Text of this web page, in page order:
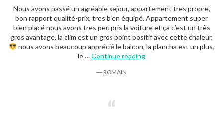
Nous avons passé un agréable sejour, appartement tres propre,
bon rapport qualité-prix, tres bien équipé. Appartement super
bien placé nous avons tres peu pris la voiture et ça c’est un très
gros avantage, la clim est un gros point positif avec cette chaleur,
nous avons beaucoup apprécié le balcon, la plancha est un plus,
le …Continue reading« Romain »
― ROMAIN